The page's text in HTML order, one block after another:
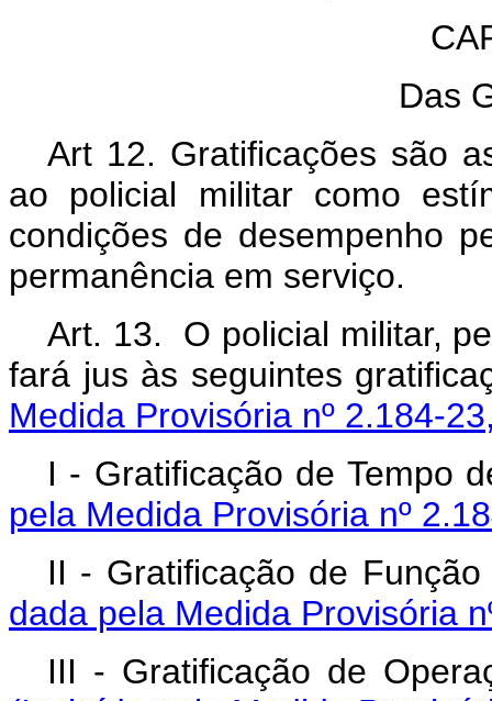
Das
Art 12. Gratificações são
ao policial militar como
condições de desempenho
permanência em serviço.
Art. 13. O policial militar,
fará jus às seguintes
Medida Provisória nº 2.184-
I - Gratificação de
pela Medida Provisória nº
II - Gratificação de
dada pela Medida Provisória
III - Gratificação de